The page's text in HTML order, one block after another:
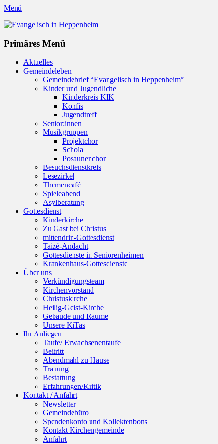
Menü
Evangelisch in Heppenheim
Primäres Menü
Zum
Inhalt
Aktuelles
Gemeindeleben
Gemeindebrief “Evangelisch in Heppenheim”
Kinder und Jugendliche
Kinderkreis KIK
Konfis
Jugendtreff
Senior:innen
Musikgruppen
Projektchor
Schola
Posaunenchor
Besuchsdienstkreis
Lesezirkel
Themencafé
Spieleabend
Asylberatung
Gottesdienst
Kinderkirche
Zu Gast bei Christus
mittendrin-Gottesdienst
Taizé-Andacht
Gottesdienste in Seniorenheimen
Krankenhaus-Gottesdienste
Über uns
Verkündigungsteam
Kirchenvorstand
Christuskirche
Heilig-Geist-Kirche
Gebäude und Räume
Unsere KiTas
Ihr Anliegen
Taufe/ Erwachsenentaufe
Beitritt
Abendmahl zu Hause
Trauung
Bestattung
Erfahrungen/Kritik
Kontakt / Anfahrt
Newsletter
Gemeindebüro
Spendenkonto und Kollektenbons
Kontakt Kirchengemeinde
Anfahrt